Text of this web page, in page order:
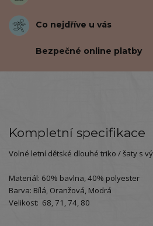
Co nejdříve u vás
Bezpečné online platby
Kompletní specifikace
Volné letní dětské dlouhé triko / šaty s
Materiál: 60% bavlna, 40% polyester
Barva: Bílá, Oranžová, Modrá
Velikost: 68, 71, 74, 80